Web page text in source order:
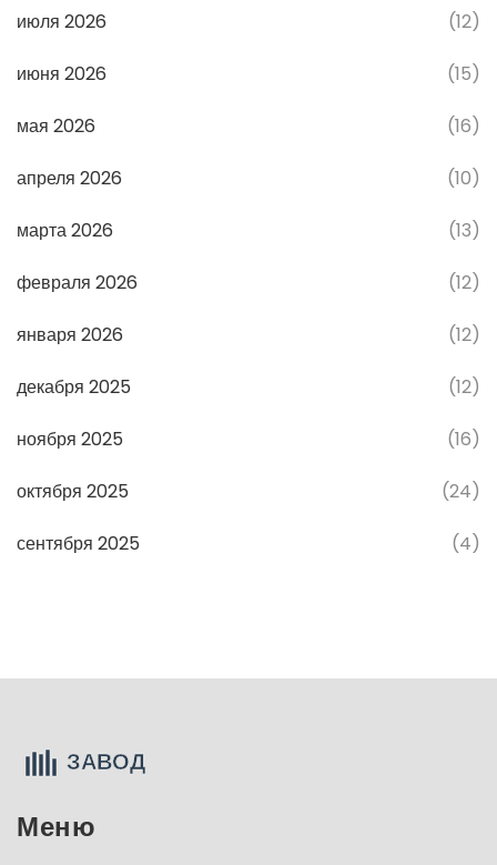
июля 2026 (12)
июня 2026 (15)
мая 2026 (16)
апреля 2026 (10)
марта 2026 (13)
февраля 2026 (12)
января 2026 (12)
декабря 2025 (12)
ноября 2025 (16)
октября 2025 (24)
сентября 2025 (4)
Меню